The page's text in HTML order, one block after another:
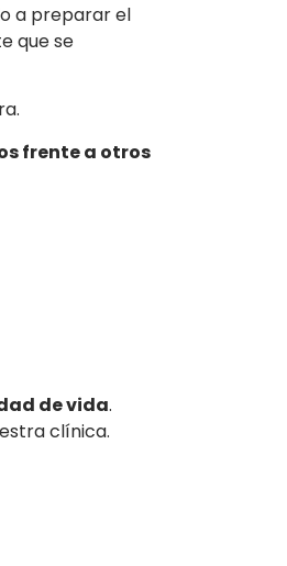
a preparar el
que se
frente a otros
de vida.
clínica.